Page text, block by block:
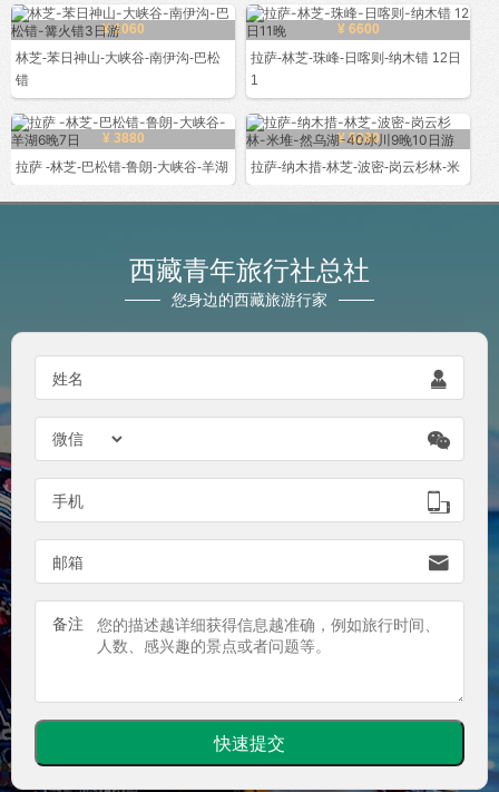
¥ 1060
林芝-苯日神山-大峡谷-南伊沟-巴松
错
¥ 6600
拉萨-林芝-珠峰-日喀则-纳木错 12日
1
¥ 3880
拉萨 -林芝-巴松错-鲁朗-大峡谷-羊湖
¥ 5280
拉萨-纳木措-林芝-波密-岗云杉林-米
西藏青年旅行社总社
您身边的西藏旅游行家
姓名 

手机 
邮箱 
备注